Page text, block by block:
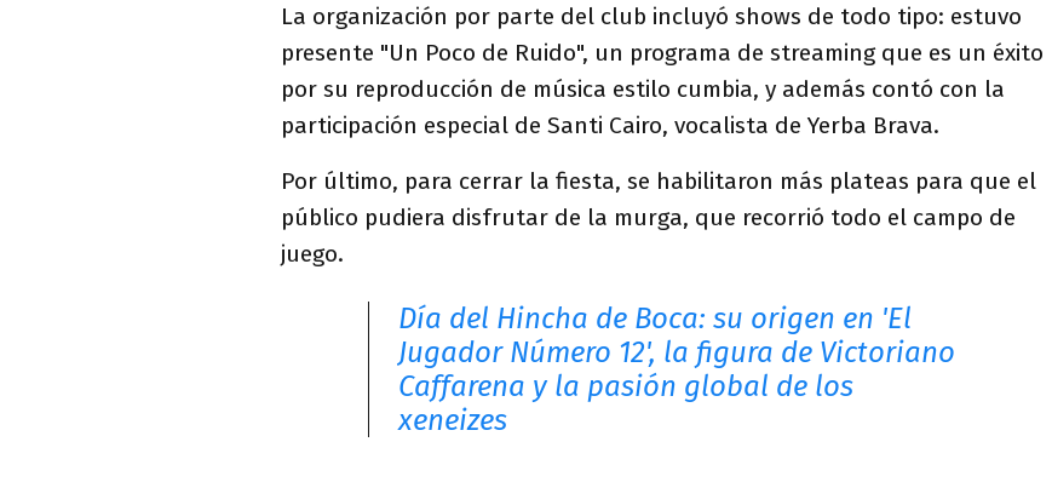
La organización por parte del club incluyó shows de todo tipo: estuvo
presente "Un Poco de Ruido", un programa de streaming que es un éxito
por su reproducción de música estilo cumbia, y además contó con la
participación especial de Santi Cairo, vocalista de Yerba Brava.
Por último, para cerrar la fiesta, se habilitaron más plateas para que el
público pudiera disfrutar de la murga, que recorrió todo el campo de
juego.
Día del Hincha de Boca: su origen en 'El
Jugador Número 12', la figura de Victoriano
Caffarena y la pasión global de los
xeneizes